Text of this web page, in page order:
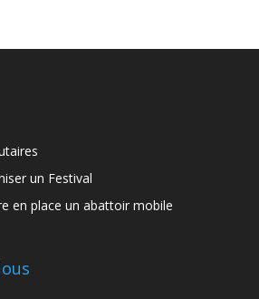
un Festival
en place un abattoir mobile